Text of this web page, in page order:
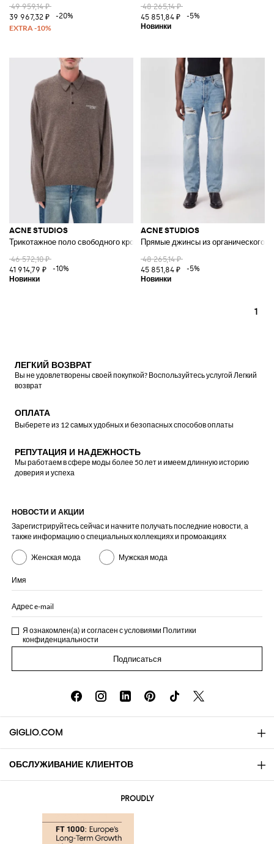
49 959,14 ₽
39 967,32 ₽
-20%
48 265,14 ₽
45 851,84 ₽
-5%
ACNE STUDIOS
Трикотажное поло свободного кроя из шерсти и яка с вышитым
46 572,10 ₽
41 914,79 ₽
-10%
ACNE STUDIOS
Прямые джинсы из органического
48 265,14 ₽
45 851,84 ₽
-5%
1
ЛЕГКИЙ ВОЗВРАТ
Вы не удовлетворены своей покупкой? Воспользуйтесь услугой Легкий
возврат
ОПЛАТА
Выберете из 12 самых удобных и безопасных способов оплаты
РЕПУТАЦИЯ И НАДЕЖНОСТЬ
Мы работаем в сфере моды более 50 лет и имеем длинную историю
доверия и успеха
НОВОСТИ И АКЦИИ
Зарегистрируйтесь сейчас и начните получать последние новости, а
также информацию о специальных коллекциях и промоакциях
Женская мода Мужская мода
Имя
Адрес e-mail
Я ознакомлен(а) и согласен с условиями Политики
конфиденциальности
Подписаться
GIGLIO.COM
About
ОБСЛУЖИВАНИЕ КЛИЕНТОВ
PROUDLY